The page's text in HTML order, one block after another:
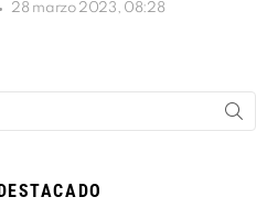
28 marzo 2023, 08:28